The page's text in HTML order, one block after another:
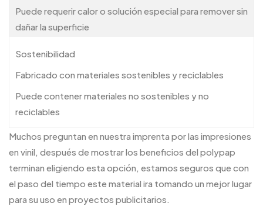
Puede requerir calor o solución especial para remover sin
dañar la superficie
Sostenibilidad
Fabricado con materiales sostenibles y reciclables
Puede contener materiales no sostenibles y no
reciclables
Muchos preguntan en nuestra imprenta por las impresiones
en vinil, después de mostrar los beneficios del polypap
terminan eligiendo esta opción, estamos seguros que con
el paso del tiempo este material ira tomando un mejor lugar
para su uso en proyectos publicitarios.